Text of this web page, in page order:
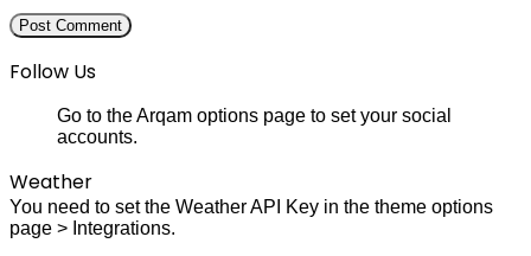
Follow Us
Go to the Arqam options page to set your social
accounts.
Weather
You need to set the Weather API Key in the theme options
page > Integrations.